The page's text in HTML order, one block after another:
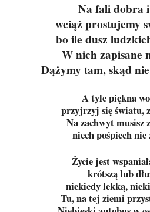
Na fali dobra i
wciąż prostujemy
bo ile dusz
W nich zapisane
Dążymy tam, skąd
A tyle piękna
przyjrzyj się światu,
Na zachwyt musisz
niech pośpiech nie
Życie jest
krótszą lub
niekiedy lekką,
Tu, na tej ziemi